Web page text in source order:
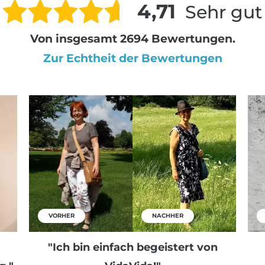
4,71 Sehr gut
Von insgesamt 2694 Bewertungen.
Zur Echtheit der Bewertungen
VORHER NACHHER
"Ich bin einfach begeistert von